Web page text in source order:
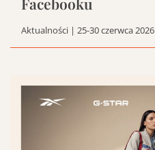
Aktualności | 25-30 czerwca 2026